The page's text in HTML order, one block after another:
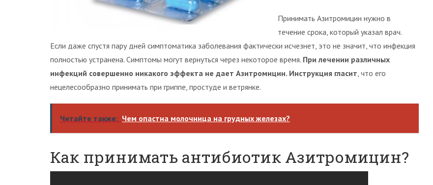
Принимать Азитромицин нужно в
течение срока, который указал врач.
Если даже спустя пару дней симптоматика заболевания фактически исчезнет, это не значит, что инфекция
полностью устранена. Симптомы могут вернуться через некоторое время. При лечении различных
инфекций совершенно никакого эффекта не дает Азитромицин. Инструкция гласит, что его
нецелесообразно принимать при гриппе, простуде и ветрянке.
Читайте также: Чем опастна молочница на грудных железах?
Как принимать антибиотик Азитромицин?